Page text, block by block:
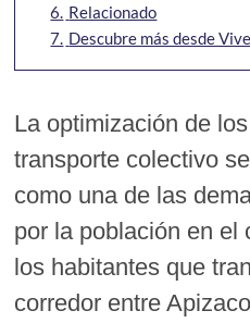
6. Relacionado
7. Descubre más desde
La optimización de
transporte colectivo
como una de las
por la población en el
los habitantes que
corredor entre